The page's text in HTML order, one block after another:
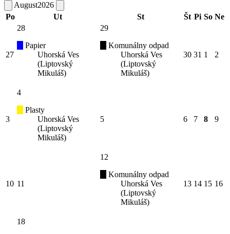
August2026
Po
Ut St Št Pi So Ne
27
28
Papier
Uhorská Ves
(Liptovský
Mikuláš)
29
Komunálny odpad
Uhorská Ves
(Liptovský
Mikuláš)
30 31 1 2
3
4
Plasty
Uhorská Ves
(Liptovský
Mikuláš)
5 6 7 8 9
10 11
12
Komunálny odpad
Uhorská Ves
(Liptovský
Mikuláš)
13 14 15 16
18